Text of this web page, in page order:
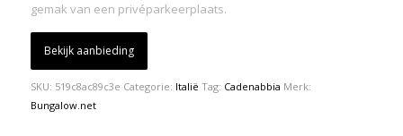
gemak van een privéparkeerplaats.
Bekijk aanbieding
SKU: 519c8ac89c3e Categorie: Italië Tag: Cadenabbia Merk:
Bungalow.net